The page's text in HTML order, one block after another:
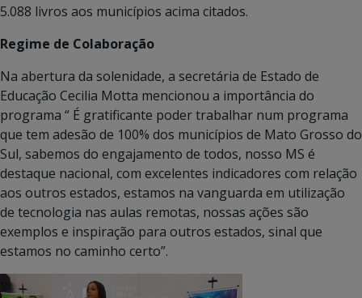
5.088 livros aos municípios acima citados.
Regime de Colaboração
Na abertura da solenidade, a secretária de Estado de
Educação Cecilia Motta mencionou a importância do
programa “ É gratificante poder trabalhar num programa
que tem adesão de 100% dos municípios de Mato Grosso do
Sul, sabemos do engajamento de todos, nosso MS é
destaque nacional, com excelentes indicadores com relação
aos outros estados, estamos na vanguarda em utilização
de tecnologia nas aulas remotas, nossas ações são
exemplos e inspiração para outros estados, sinal que
estamos no caminho certo”.